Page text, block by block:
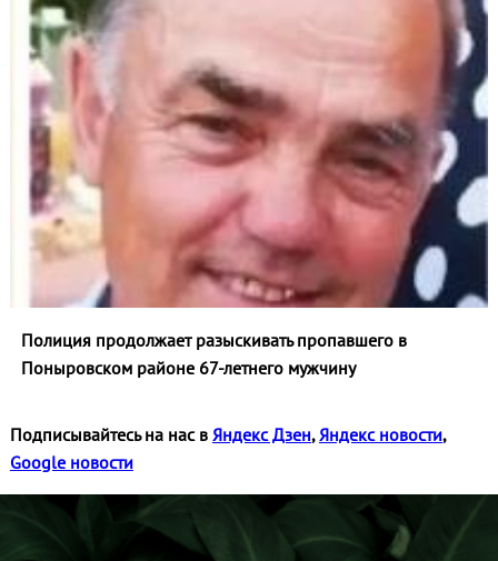
Полиция продолжает разыскивать пропавшего в
Поныровском районе 67-летнего мужчину
Подписывайтесь на нас в Яндекс Дзен, Яндекс новости,
Google новости